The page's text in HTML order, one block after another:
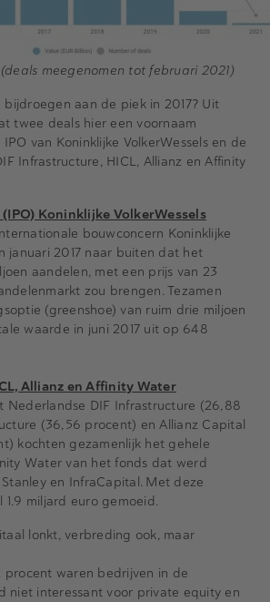
(deals meegenomen tot februari 2021)
aan de piek in 2017? Uit
twee deals hier een voornaam
van Koninklijke VolkerWessels en de
Infrastructure, HICL, Allianz en Affinity
Koninklijke VolkerWessels
bouwconcern Koninklijke
januari 2017 naar buiten dat het
aandelen, met een prijs van 23
zou brengen. Tezamen
(greenshoe) van ruim drie miljoen
waarde in juni 2017 uit op 648
Allianz en Affinity Water
Nederlandse DIF Infrastructure (26,88
(36,56 procent) en Allianz Capital
kochten gezamenlijk het gehele
Water van het fonds dat werd
en InfraCapital. Met deze
miljard euro gemoeid.
lonkt, verbreding ook, maar
procent waren bedrijven in de
niet interessant voor private equity en